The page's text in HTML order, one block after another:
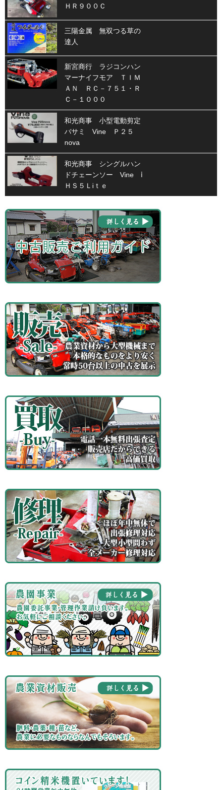
ＨＲ９００Ｃ
三陽金属 無双つる草の
達人
新宮商行 ラジコンハン
マーナイフモア ＴＩＭ
ＡＮ ＲＣ－７５１・Ｒ
Ｃ－１０００
和光商事 小型電動剪定
バサミ Vine Ｐ２５
nova
和光商事 シングルハン
ドチェーンソー Vine ⅰ
ＨＳ５Ｌiｔｅ